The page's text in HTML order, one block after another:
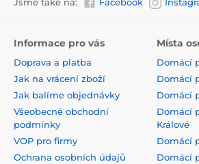
Informace pro vás
Doprava a platba
Jak na vrácení zboží
Jak balíme objednávky
Všeobecné obchodní
podmínky
VOP pro firmy
Ochrana osobních údajů
Místa
Domácí
Domácí
Domácí
Domácí
Králové
Domácí
Domácí